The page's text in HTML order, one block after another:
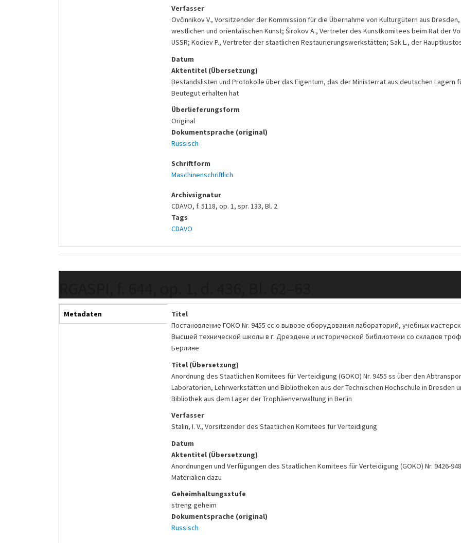
Verfasser
Ovčinnikov V., Vorsitzender der Kommission für die Übernahme von Kulturgütern aus
westlichen und orientalischen Kunst; Širokov A., Vertreter des Kunstkomitees beim Rat der
USSR; Kodiev P., Vertreter der staatlichen Restaurierungswerkstätten; Sak L., der
Datum
Aktentitel (Übersetzung)
Bestandslisten und Protokolle über das Eigentum, das der Ministerrat aus deutschen Lagern
Beutegut erhalten hat
Überlieferungsform
Original
Dokumentsprache (original)
Russisch
Schriftform
Maschinenschriftlich
Archivsignatur
CDAVO, f. 5118, op. 1, spr. 133, Bl. 2
Tags
CDAVO
Metadaten
Titel
Постановление ГОКО Nr. 9455 сс о вывозе оборудования лабораторий, учебных
Высшей технической школы в г. Дрездене и исторической библиотеки со складов
Берлине
Titel (Übersetzung)
Anordnung des Staatlichen Komitees für Verteidigung (GOKO) Nr. 9455 ss über den
Laboratorien, Lehrwerkstätten und Bibliotheken aus der Technischen Hochschule in Dresden
Bibliothek aus dem Lager der Trophäenverwaltung in Berlin
Verfasser
Stalin, I. V., Vorsitzender des Staatlichen Komitees für Verteidigung
Datum
Aktentitel (Übersetzung)
Anordnungen und Verfügungen des Staatlichen Komitees für Verteidigung (GOKO) Nr. 9426-
Materialien dazu
Geheimhaltungsstufe
streng geheim
Dokumentsprache (original)
Russisch